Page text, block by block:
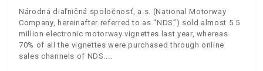
Národná diaľničná spoločnosť, a.s. (National Motorway
Company, hereinafter referred to as “NDS”) sold almost 5.5
million electronic motorway vignettes last year, whereas
70% of all the vignettes were purchased through online
sales channels of NDS.